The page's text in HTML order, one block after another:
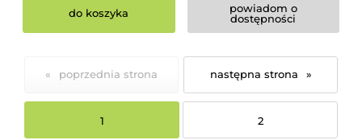
do koszyka
powiadom o
dostępności
«
1 2
»